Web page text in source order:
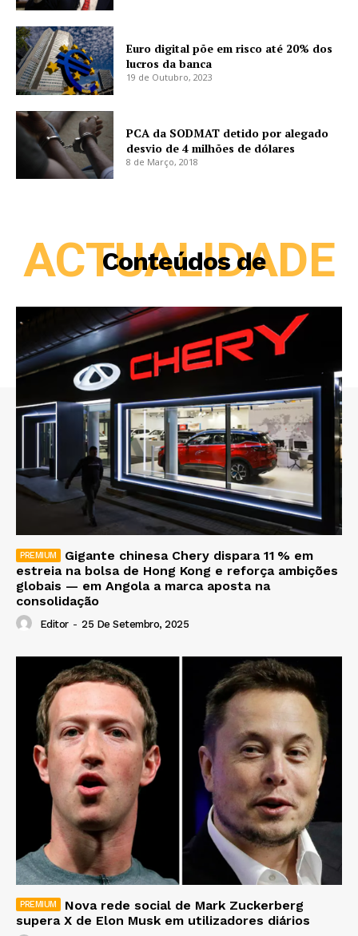
Euro digital põe em risco até 20% dos
lucros da banca
19 de Outubro, 2023
PCA da SODMAT detido por alegado
desvio de 4 milhões de dólares
8 de Março, 2018
Conteúdos de
ACTUALIDADE
Gigante chinesa Chery dispara 11 % em
estreia na bolsa de Hong Kong e reforça ambições
globais — em Angola a marca aposta na
consolidação
Editor - 25 De Setembro, 2025
Nova rede social de Mark Zuckerberg
supera X de Elon Musk em utilizadores diários